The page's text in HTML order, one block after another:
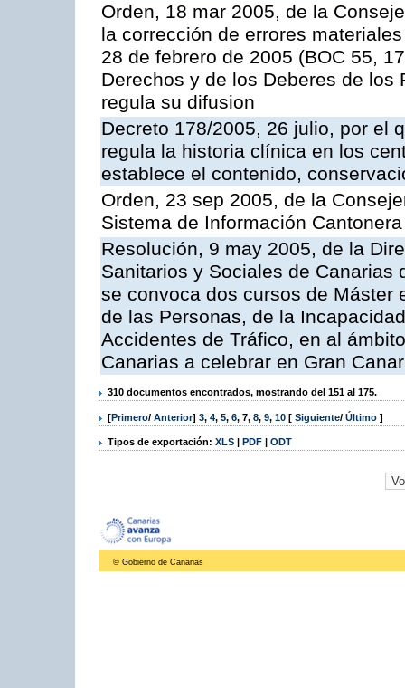
Orden, 18 mar 2005, de la
la corrección de errores
28 de febrero de 2005 (BOC 55,
Derechos y de los Deberes de
regula su difusion
Decreto 178/2005, 26 julio, por el
regula la historia clínica en los
establece el contenido,
Orden, 23 sep 2005, de la
Sistema de Información Cantonera
Resolución, 9 may 2005, de la
Sanitarios y Sociales de Canarias
se convoca dos cursos de Máster
de las Personas, de la
Accidentes de Tráfico, en al
Canarias a celebrar en Gran
310 documentos encontrados, mostrando del 151 al 175.
[Primero/ Anterior] 3, 4, 5, 6, 7, 8, 9, 10 [ Siguiente/ Último ]
Tipos de exportación: XLS | PDF | ODT
© Gobierno de Canarias